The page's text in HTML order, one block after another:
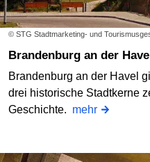
© STG Stadtmarketing- und
Brandenburg an der
Brandenburg an der Havel
drei historische Stadtkerne
Geschichte. mehr